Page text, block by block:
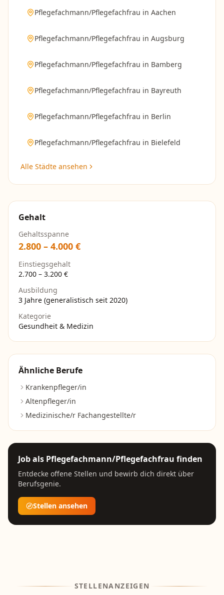
Pflegefachmann/Pflegefachfrau in Aachen
Pflegefachmann/Pflegefachfrau in Augsburg
Pflegefachmann/Pflegefachfrau in Bamberg
Pflegefachmann/Pflegefachfrau in Bayreuth
Pflegefachmann/Pflegefachfrau in Berlin
Pflegefachmann/Pflegefachfrau in Bielefeld
Alle Städte ansehen
Gehalt
Gehaltsspanne
2.800 – 4.000 €
Einstiegsgehalt
2.700 – 3.200 €
Ausbildung
3 Jahre (generalistisch seit 2020)
Kategorie
Gesundheit & Medizin
Ähnliche Berufe
Krankenpfleger/in
Altenpfleger/in
Medizinische/r Fachangestellte/r
Job als Pflegefachmann/Pflegefachfrau finden
Entdecke offene Stellen und bewirb dich direkt über
Berufsgenie.
Stellen ansehen
STELLENANZEIGEN